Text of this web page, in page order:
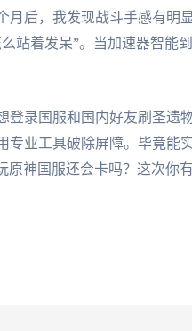
月后，我发现战斗手感有明
站着发呆”。当加速器智能
录国服和国内好友刷圣遗
业工具破除屏障。毕竟能
神国服还会卡吗？这次你